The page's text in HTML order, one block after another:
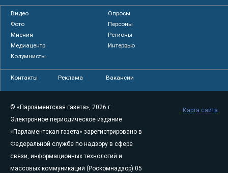
Видео
Опросы
Фото
Персоны
Мнения
Регионы
Медиацентр
Интервью
Колумнисты
Контакты Реклама Вакансии
© «Парламентская газета», 2026 г.
Электронное периодическое издание
«Парламентская газета» зарегистрировано в
Федеральной службе по надзору в сфере
связи, информационных технологий и
массовых коммуникаций (Роскомнадзор) 05
Карта сайта